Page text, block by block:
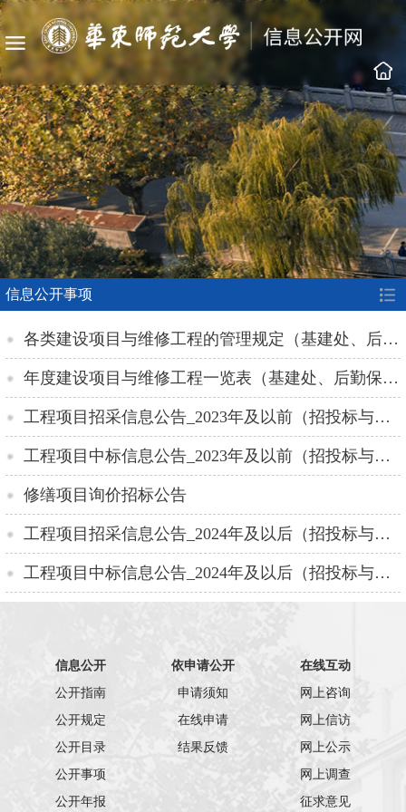
信息公开事项
各类建设项目与维修工程的管理规定（基建处、后勤保障部、招投标与政府采购办公室）
年度建设项目与维修工程一览表（基建处、后勤保障部）
工程项目招采信息公告_2023年及以前（招投标与政府采购办公室）
工程项目中标信息公告_2023年及以前（招投标与政府采购办公室）
修缮项目询价招标公告
工程项目招采信息公告_2024年及以后（招投标与政府采购办公室）
工程项目中标信息公告_2024年及以后（招投标与政府采购办公室）
信息公开
公开指南
公开规定
公开目录
公开事项
公开年报
依申请公开
申请须知
在线申请
结果反馈
在线互动
网上咨询
网上信访
网上公示
网上调查
征求意见